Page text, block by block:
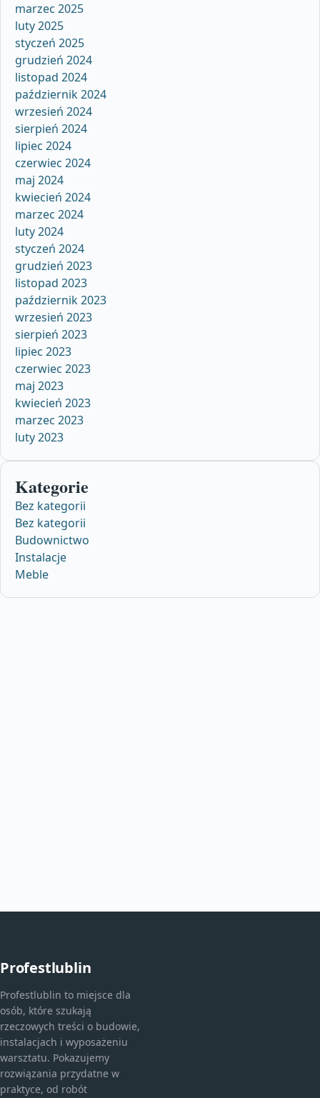
marzec 2025
luty 2025
styczeń 2025
grudzień 2024
listopad 2024
październik 2024
wrzesień 2024
sierpień 2024
lipiec 2024
czerwiec 2024
maj 2024
kwiecień 2024
marzec 2024
luty 2024
styczeń 2024
grudzień 2023
listopad 2023
październik 2023
wrzesień 2023
sierpień 2023
lipiec 2023
czerwiec 2023
maj 2023
kwiecień 2023
marzec 2023
luty 2023
Kategorie
Bez kategorii
Bez kategorii
Budownictwo
Instalacje
Meble
Profestlublin
Profestlublin to miejsce dla
osób, które szukają
rzeczowych treści o budowie,
instalacjach i wyposażeniu
warsztatu. Pokazujemy
rozwiązania przydatne w
praktyce, od robót